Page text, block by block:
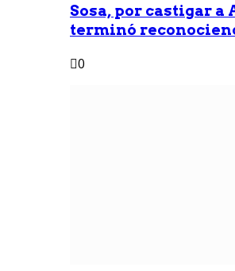
Sosa, por castigar a
terminó
0